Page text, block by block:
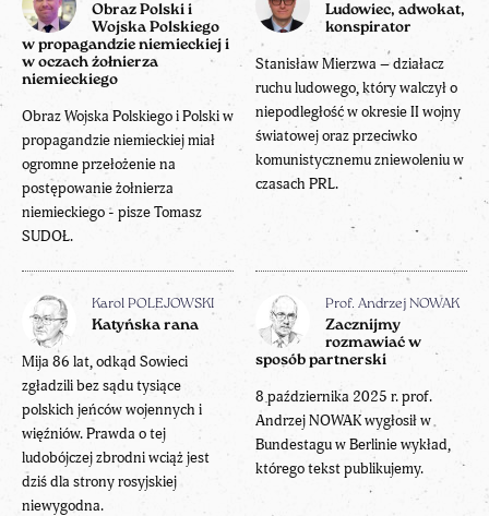
Obraz Polski i
Wojska Polskiego
w propagandzie niemieckiej i
w oczach żołnierza
niemieckiego
Obraz Wojska Polskiego i Polski w
propagandzie niemieckiej miał
ogromne przełożenie na
postępowanie żołnierza
niemieckiego - pisze Tomasz
SUDOŁ.
Ludowiec, adwokat,
konspirator
Stanisław Mierzwa – działacz
ruchu ludowego, który walczył o
niepodległość w okresie II wojny
światowej oraz przeciwko
komunistycznemu zniewoleniu w
czasach PRL.
Karol POLEJOWSKI
Katyńska rana
Mija 86 lat, odkąd Sowieci
zgładzili bez sądu tysiące
polskich jeńców wojennych i
więźniów. Prawda o tej
ludobójczej zbrodni wciąż jest
dziś dla strony rosyjskiej
niewygodna.
Prof. Andrzej NOWAK
Zacznijmy
rozmawiać w
sposób partnerski
8 października 2025 r. prof.
Andrzej NOWAK wygłosił w
Bundestagu w Berlinie wykład,
którego tekst publikujemy.